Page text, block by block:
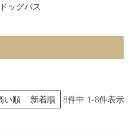
ッグバス
い順 新着順 8件中 1-8件表示